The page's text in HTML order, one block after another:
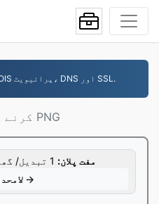
— ہر ڈومین پر مفت WHOIS پرائیویٹ، DNS اور SSL.
GIF کرنے کے لئے PNG
مفت پلان:
لامحدود جاؤ →